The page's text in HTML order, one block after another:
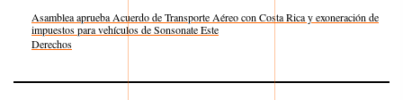
Asamblea aprueba Acuerdo de Transporte Aéreo con Costa Rica y exoneración de
impuestos para vehículos de Sonsonate Este
Respecto a
Derechos